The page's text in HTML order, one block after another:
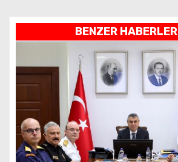
BENZER HABERLER